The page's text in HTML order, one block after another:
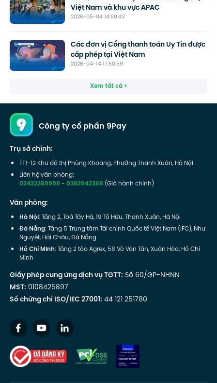
2026-05-04 14:50:43
Việt Nam và khu vực APAC
2026-04-14 17:50:59
Các đơn vị Cổng thanh toán Uy Tín được
cấp phép tại Việt Nam
Xem tất cả >
Công ty cổ phần 9Pay
Trụ sở chính:
TT1-12 Khu đô thị Phùng Khoang, Phường Thanh Xuân, Hà Nội
Liên hệ văn phòng:
02422289999-0382942368 (Giờ hành chính)
Văn phòng:
Hà Nội: Tầng 2, Toà Tây Hà, 19 Tố Hữu, Thanh Xuân, Hà Nội
Đà Nẵng: Tầng 5 Trung tâm Tài chính Quốc tế Việt Nam (IFC), Như
Nguyệt, Hải Châu, Đà Nẵng
Hồ Chí Minh: Tầng 2 tòa Agrex, 58 Võ Văn Tần, Xuân Hòa, Hồ Chí
Minh
Giấy phép cung ứng dịch vụ TGTT: Số 60/GP-NHNN
MST: 0108425897
Số chứng chỉ ISO/IEC 27001: 44 121 251780